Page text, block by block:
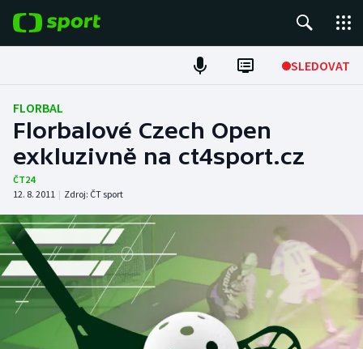
SLEDOVAT
Fotbal
Hokej
Tenis
Atletika
Cyklistika
DALŠÍ SPORTY
Americký fotbal
NEPŘEHLÉDNĚTE
FLORBAL
Florbalové Czech Open
exkluzivně na ct4sport.cz
ČT24
12. 8. 2011 | Zdroj: ČT sport